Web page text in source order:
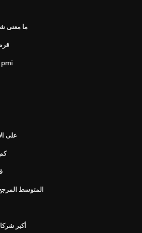
ما معنى
تجارة الاقتصاد ألمانيا التصنيع pmi
على
المتوسط
أكبر